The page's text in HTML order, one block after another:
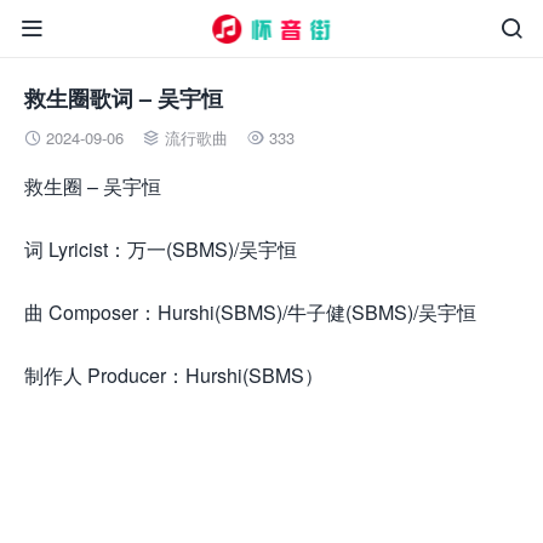


救生圈歌词 – 吴宇恒
 2024-09-06  流行歌曲  333
救生圈 – 吴宇恒
词 Lyricist：万一(SBMS)/吴宇恒
曲 Composer：Hurshi(SBMS)/牛子健(SBMS)/吴宇恒
制作人 Producer：Hurshi(SBMS）